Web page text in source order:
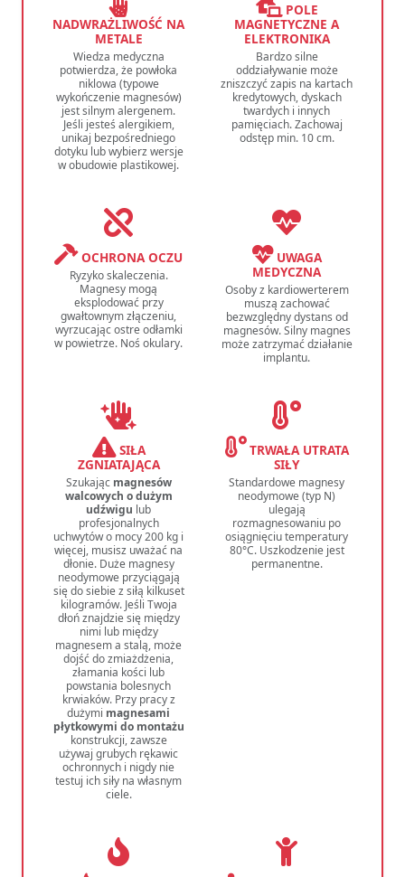
NADWRAŻLIWOŚĆ NA
METALE
Wiedza medyczna
potwierdza, że powłoka
niklowa (typowe
wykończenie magnesów)
jest silnym alergenem.
Jeśli jesteś alergikiem,
unikaj bezpośredniego
dotyku lub wybierz wersje
w obudowie plastikowej.
POLE
MAGNETYCZNE A
ELEKTRONIKA
Bardzo silne
oddziaływanie może
zniszczyć zapis na kartach
kredytowych, dyskach
twardych i innych
pamięciach. Zachowaj
odstęp min. 10 cm.
OCHRONA OCZU
Ryzyko skaleczenia.
Magnesy mogą
eksplodować przy
gwałtownym złączeniu,
wyrzucając ostre odłamki
w powietrze. Noś okulary.
UWAGA
MEDYCZNA
Osoby z kardiowerterem
muszą zachować
bezwzględny dystans od
magnesów. Silny magnes
może zatrzymać działanie
implantu.
SIŁA
ZGNIATAJĄCA
Szukając magnesów
walcowych o dużym
udźwigu lub
profesjonalnych
uchwytów o mocy 200 kg i
więcej, musisz uważać na
dłonie. Duże magnesy
neodymowe przyciągają
się do siebie z siłą kilkuset
kilogramów. Jeśli Twoja
dłoń znajdzie się między
nimi lub między
magnesem a stalą, może
dojść do zmiażdżenia,
złamania kości lub
powstania bolesnych
krwiaków. Przy pracy z
dużymi magnesami
płytkowymi do montażu
konstrukcji, zawsze
używaj grubych rękawic
ochronnych i nigdy nie
testuj ich siły na własnym
ciele.
TRWAŁA UTRATA
SIŁY
Standardowe magnesy
neodymowe (typ N)
ulegają
rozmagnesowaniu po
osiągnięciu temperatury
80°C. Uszkodzenie jest
permanentne.